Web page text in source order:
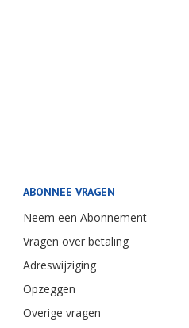
ABONNEE VRAGEN
Neem een Abonnement
Vragen over betaling
Adreswijziging
Opzeggen
Overige vragen